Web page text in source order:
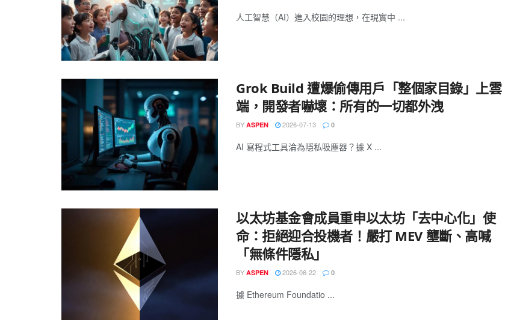
人工智慧（AI）進入校園的理想，在現實中 ...
Grok Build 遭爆偷傳用戶「整個家目錄」上雲
端，開發者嚇壞：所有的一切都外洩
BY ASPEN 2026-07-13 0
AI 寫程式工具淪為隱私吸塵器？據 X ...
以太坊基金會成員重申以太坊「去中心化」使
命：拒絕迎合投機者！嚴打 MEV 壟斷、高喊
「無條件隱私」
BY ASPEN 2026-06-22 0
據 Ethereum Foundatio ...